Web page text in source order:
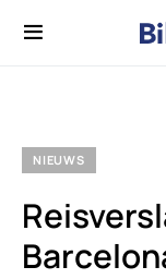
NIEUWS